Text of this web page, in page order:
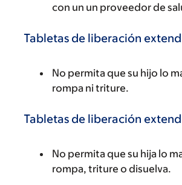
con un un proveedor de
Tabletas de liberación
No permita que su hijo lo
rompa ni triture.
Tabletas de liberación
No permita que su hija lo
rompa, triture o disuelva.